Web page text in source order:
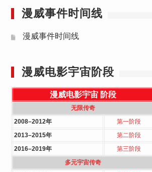
漫威事件时间线
漫威事件时间线
漫威电影宇宙阶段
漫威电影宇宙 阶段
无限传奇
2008–2012年
第一阶段
2013–2015年
第二阶段
2016–2019年
第三阶段
多元宇宙传奇